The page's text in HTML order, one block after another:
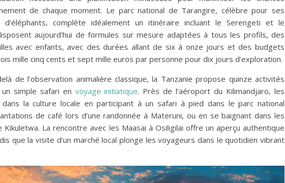
de chaque moment. Le parc national de Tarangire, célèbre pour ses
d’éléphants, complète idéalement un itinéraire incluant le Serengeti et le
aujourd’hui de formules sur mesure adaptées à tous les profils, des
avec enfants, avec des durées allant de six à onze jours et des budgets
mille cinq cents et sept mille euros par personne pour dix jours d’exploration.
de l’observation animalière classique, la Tanzanie propose quinze activités
simple safari en voyage initiatique. Près de l’aéroport du Kilimandjaro, les
dans la culture locale en participant à un safari à pied dans le parc national
de café lors d’une randonnée à Materuni, ou en se baignant dans les
Kikuletwa. La rencontre avec les Maasai à Osiligilai offre un aperçu authentique
que la visite d’un marché local plonge les voyageurs dans le quotidien vibrant